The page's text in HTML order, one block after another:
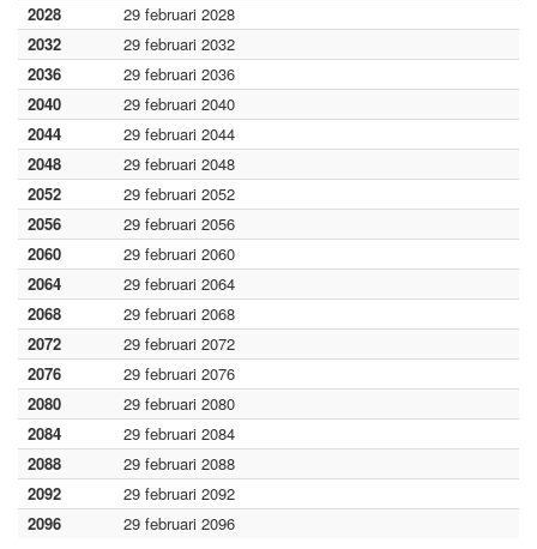
2028
29 februari 2028
2032
29 februari 2032
2036
29 februari 2036
2040
29 februari 2040
2044
29 februari 2044
2048
29 februari 2048
2052
29 februari 2052
2056
29 februari 2056
2060
29 februari 2060
2064
29 februari 2064
2068
29 februari 2068
2072
29 februari 2072
2076
29 februari 2076
2080
29 februari 2080
2084
29 februari 2084
2088
29 februari 2088
2092
29 februari 2092
2096
29 februari 2096